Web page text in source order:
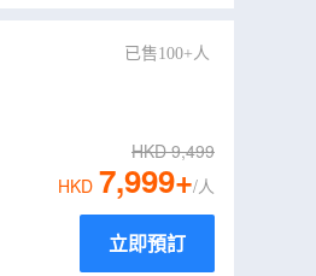
已售100+人
HKD9,499
HKD 7,999+/人
立即預訂